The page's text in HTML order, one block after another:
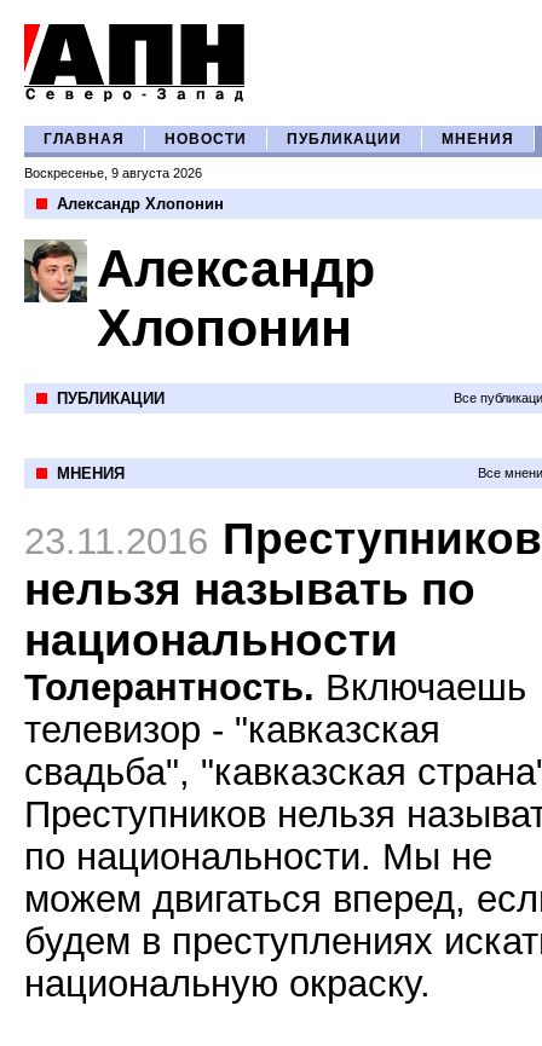
ГЛАВНАЯ НОВОСТИ ПУБЛИКАЦИИ МНЕНИЯ
Воскресенье, 9 августа 2026
Александр Хлопонин
Александр
Хлопонин
ПУБЛИКАЦИИ Все
МНЕНИЯ Все
23.11.2016 Преступников
нельзя называть по
национальности
Толерантность. Включаешь
телевизор - "кавказская
свадьба", "кавказская
Преступников нельзя
по национальности. Мы не
можем двигаться вперед,
будем в преступлениях
национальную окраску.